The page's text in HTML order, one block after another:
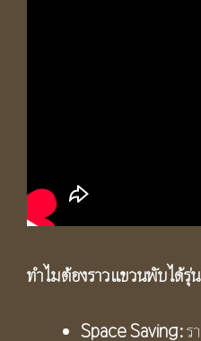
ทำไมต้องราวแขวนพับได้รุ่น
Space Saving:ร